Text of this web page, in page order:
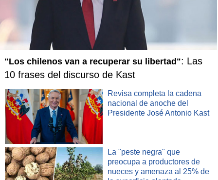
"Los chilenos van a recuperar su libertad": Las
10 frases del discurso de Kast
Revisa completa la cadena
nacional de anoche del
Presidente José Antonio Kast
La "peste negra" que
preocupa a productores de
nueces y amenaza al 25% de